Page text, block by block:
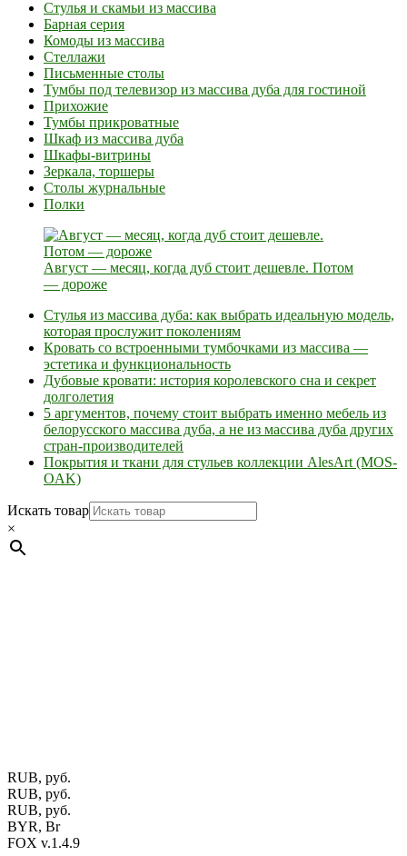
Стулья и скамьи из массива
Барная серия
Комоды из массива
Стеллажи
Письменные столы
Тумбы под телевизор из массива дуба для гостиной
Прихожие
Тумбы прикроватные
Шкаф из массива дуба
Шкафы-витрины
Зеркала, торшеры
Столы журнальные
Полки
Август — месяц, когда дуб стоит дешевле. Потом
— дороже
Стулья из массива дуба: как выбрать идеальную модель,
которая прослужит поколениям
Кровать со встроенными тумбочками из массива —
эстетика и функциональность
Дубовые кровати: история королевского сна и секрет
долголетия
5 аргументов, почему стоит выбрать именно мебель из
белорусского массива дуба, а не из массива дуба других
стран-производителей
Покрытия и ткани для стульев коллекции AlesArt (MOS-
OAK)
Искать товар
×
RUB, руб.
RUB, руб.
RUB, руб.
BYR, Br
FOX v.1.4.9